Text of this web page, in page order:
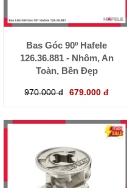
Bas Góc 90º Hafele
126.36.881 - Nhôm, An
Toàn, Bền Đẹp
970.000 đ 679.000 đ